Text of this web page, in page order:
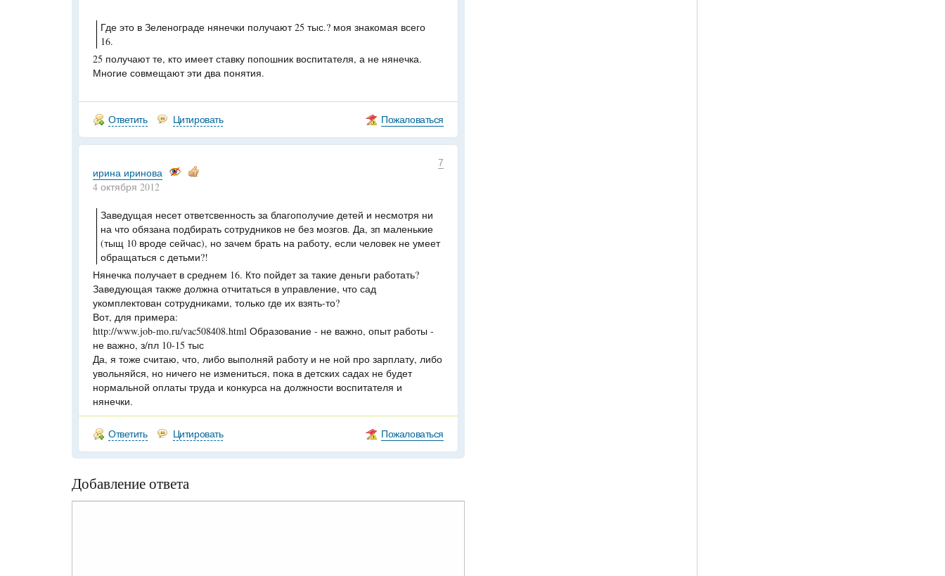
Где это в Зеленограде нянечки получают 25 тыс.? моя знакомая всего
16.
25 получают те, кто имеет ставку попошник воспитателя, а не нянечка.
Многие совмещают эти два понятия.
Ответить Цитировать Пожаловаться
7
ирина иринова
4 октября 2012
Заведущая несет ответсвенность за благополучие детей и несмотря ни
на что обязана подбирать сотрудников не без мозгов. Да, зп маленькие
(тыщ 10 вроде сейчас), но зачем брать на работу, если человек не умеет
обращаться с детьми?!
Нянечка получает в среднем 16. Кто пойдет за такие деньги работать?
Заведующая также должна отчитаться в управление, что сад
укомплектован сотрудниками, только где их взять-то?
Вот, для примера:
http://www.job-mo.ru/vac508408.html Образование - не важно, опыт работы -
не важно, з/пл 10-15 тыс
Да, я тоже считаю, что, либо выполняй работу и не ной про зарплату, либо
увольняйся, но ничего не измениться, пока в детских садах не будет
нормальной оплаты труда и конкурса на должности воспитателя и
нянечки.
Ответить Цитировать Пожаловаться
Добавление ответа